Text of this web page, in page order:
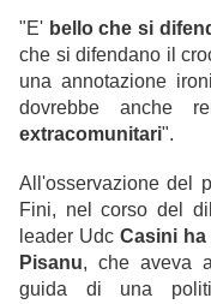
"E' bello che si
che si difendano il
una annotazione
dovrebbe anche
extracomunitari".
All'osservazione del
Fini, nel corso del
leader UdcCasini
Pisanu, che aveva
guida di una